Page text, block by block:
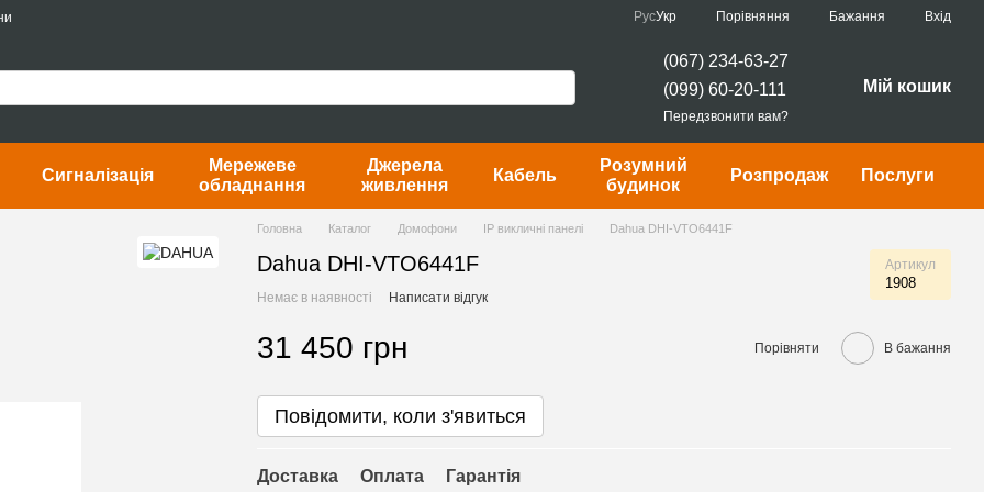
РусУкр Порівняння Бажання Вхід
(067) 234-63-27
(099) 60-20-111
Передзвонити вам?
Мій кошик
Сигналізація
Мережеве
обладнання
Джерела
живлення
Кабель
Розумний
будинок
Розпродаж Послуги
Головна Каталог Домофони IP викличні панелі Dahua DHI-VTO6441F
Dahua DHI-VTO6441F Артикул
1908
Немає в наявності Написати відгук
31 450 грн Порівняти В бажання
Повідомити, коли з'явиться
Доставка Оплата Гарантія